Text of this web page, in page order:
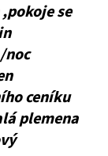
se
ceníku
plemena